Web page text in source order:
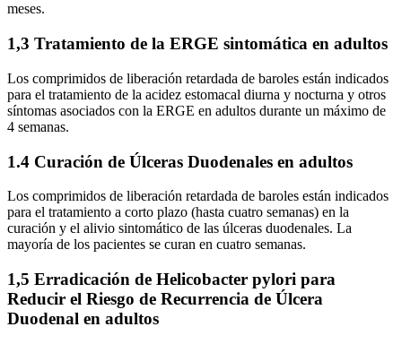
meses.
1,3 Tratamiento de la ERGE sintomática en adultos
Los comprimidos de liberación retardada de baroles están indicados
para el tratamiento de la acidez estomacal diurna y nocturna y otros
síntomas asociados con la ERGE en adultos durante un máximo de
4 semanas.
1.4 Curación de Úlceras Duodenales en adultos
Los comprimidos de liberación retardada de baroles están indicados
para el tratamiento a corto plazo (hasta cuatro semanas) en la
curación y el alivio sintomático de las úlceras duodenales. La
mayoría de los pacientes se curan en cuatro semanas.
1,5 Erradicación de Helicobacter pylori para
Reducir el Riesgo de Recurrencia de Úlcera
Duodenal en adultos